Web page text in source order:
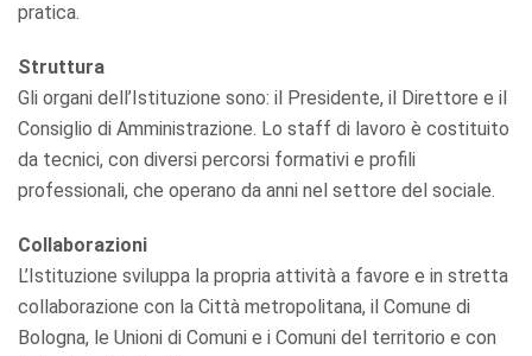
pratica.
Struttura
Gli organi dell’Istituzione sono: il Presidente, il Direttore e il
Consiglio di Amministrazione. Lo staff di lavoro è costituito
da tecnici, con diversi percorsi formativi e profili
professionali, che operano da anni nel settore del sociale.
Collaborazioni
L’Istituzione sviluppa la propria attività a favore e in stretta
collaborazione con la Città metropolitana, il Comune di
Bologna, le Unioni di Comuni e i Comuni del territorio e con